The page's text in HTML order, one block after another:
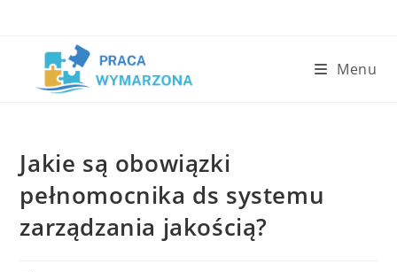
Menu
Jakie są obowiązki
pełnomocnika ds systemu
zarządzania jakością?